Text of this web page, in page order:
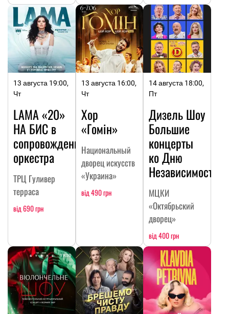
13 августа 19:00,
Чт
LAMA «20»
НА БИC в
сопровождении
оркестра
ТРЦ Гуливер
терраса
від 690 грн
13 августа 16:00,
Чт
Хор
«Гомін»
Национальный
дворец искусств
«Украина»
від 490 грн
14 августа 18:00,
Пт
Дизель Шоу
Большие
концерты
ко Дню
Независимости
МЦКИ
«Октябрьский
дворец»
від 400 грн